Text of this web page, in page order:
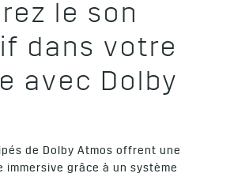
le son
dans votre
avec Dolby
de Dolby Atmos offrent une
immersive grâce à un système